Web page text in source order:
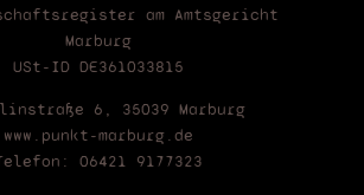
am Amtsgericht
Marburg
USt-ID DE361033815
6, 35039 Marburg
www.punkt-marburg.de
06421 9177323